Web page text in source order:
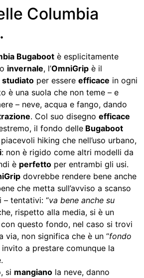
Columbia
Bugaboot è esplicitamente
invernale, l’OmniGrip è il
studiato per essere efficace in ogni
è una suola che non teme – e
– neve, acqua e fango, dando
. Col suo disegno efficace
il fondo delle Bugaboot
hiking che nell’uso urbano,
: non è rigido come altri modelli da
è perfetto per entrambi gli usi.
dovrebbe rendere bene anche
che metta sull’avviso a scanso
– tentativi: “va bene anche su
rispetto alla media, si è un
questo fondo, nel caso si trovi
via, non significa che è un “fondo
invito a prestare comunque la
si mangiano la neve, danno